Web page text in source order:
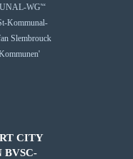
WG'“
CITY
BVSC-